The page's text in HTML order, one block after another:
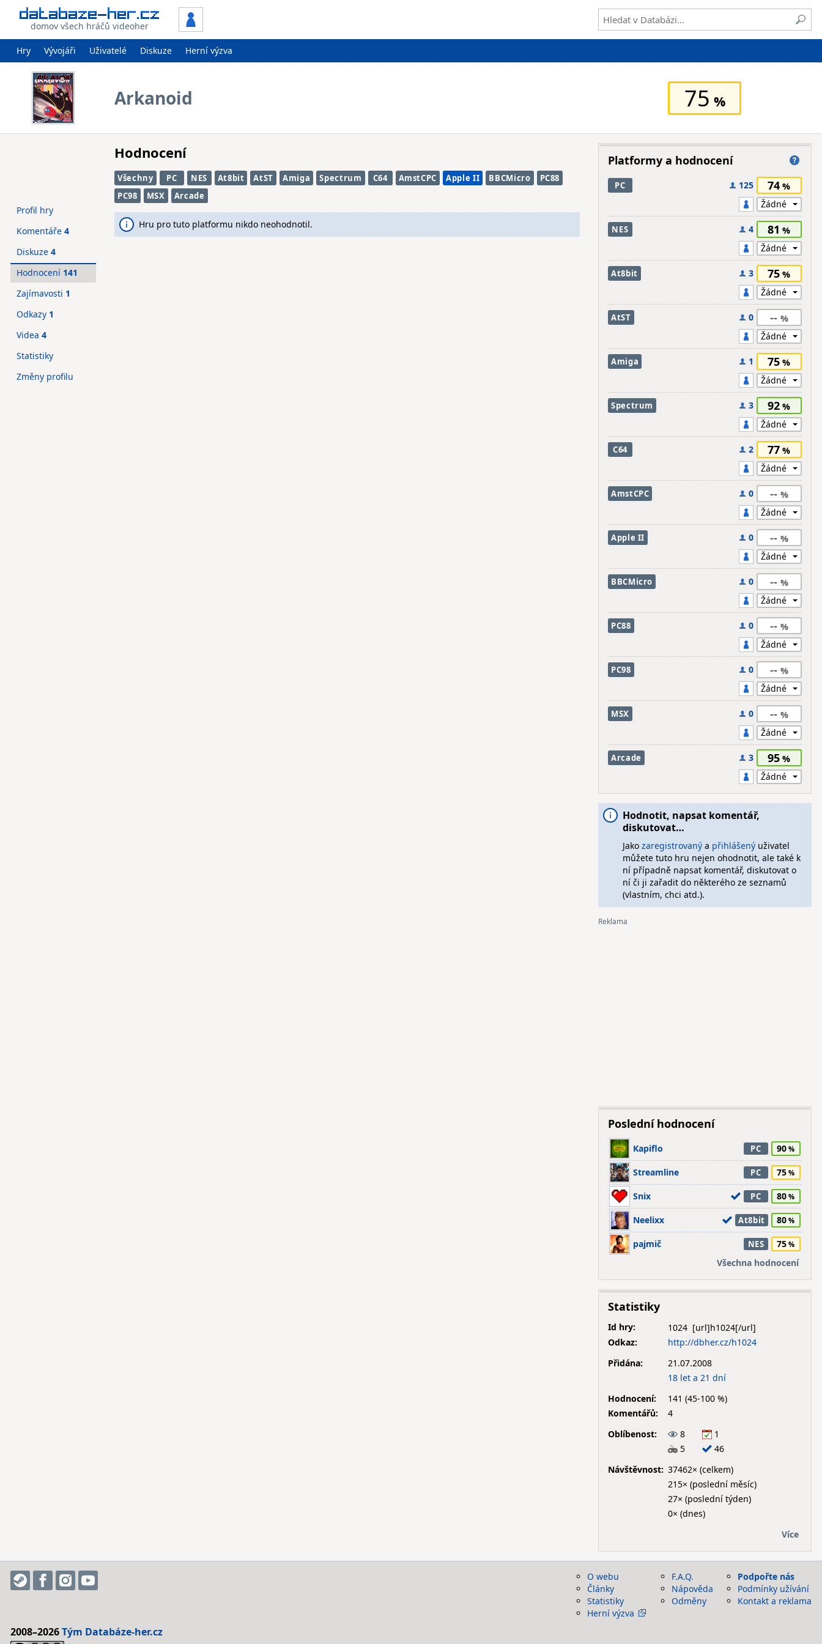
domov všech hráčů videoher
Hry Vývojáři Uživatelé Diskuze Herní výzva
Arkanoid 75
Hodnocení
Všechny PC NES At8bit AtST Amiga Spectrum C64 AmstCPC Apple II BBCMicro
PC88
PC98
MSX Arcade
Hru pro tuto platformu nikdo neohodnotil.
Profil hry
Komentáře 4
Diskuze 4
Hodnocení 141
Zajímavosti 1
Odkazy 1
Videa 4
Statistiky
Změny profilu
Platformy a hodnocení
PC 125 74
NES 4 81
At8bit 3 75
AtST 0 --
Amiga 1 75
Spectrum 3 92
C64 2 77
AmstCPC 0 --
Apple II 0 --
BBCMicro 0 --
PC88 0 --
PC98 0 --
MSX 0 --
Arcade 3 95
Hodnotit, napsat komentář,
diskutovat…
Jako zaregistrovanýa přihlášenýuživatel
můžete tuto hru nejen ohodnotit, ale také k
ní případně napsat komentář, diskutovat o
ní či ji zařadit do některého ze seznamů
(vlastním, chci atd.).
Poslední hodnocení
Kapiflo PC 90
Streamline PC 75
Snix PC 80
Neelixx At8bit 80
pajmič NES
75
Všechna hodnocení
Statistiky
Id hry:
1024
Odkaz:
http://dbher.cz/h1024
Přidána:
21.07.2008
18 let a 21 dní
Hodnocení:
141 (45-100 %)
Komentářů:
4
Oblíbenost:
8
1
5
46
Návštěvnost: 37462× (celkem)
215× (poslední měsíc)
27× (poslední týden)
0× (dnes)
Více
O webu
Články
Statistiky
Herní výzva
F.A.Q.
Nápověda
Odměny
Podpořte nás
Podmínky užívání
Kontakt a reklama
2008–2026Tým Databáze-her.cz